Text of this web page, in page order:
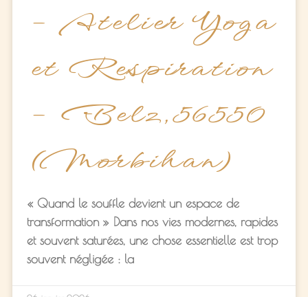
– Atelier Yoga
et Respiration
– Belz,56550
(Morbihan)
« Quand le souffle devient un espace de
transformation » Dans nos vies modernes, rapides
et souvent saturées, une chose essentielle est trop
souvent négligée : la